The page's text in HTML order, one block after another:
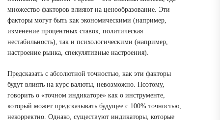
множество факторов влияют на ценообразование. Эти
факторы могут быть как экономическими (например,
изменение процентных ставок, политическая
нестабильность), так и психологическими (например,
настроение рынка, спекулятивные настроения).
Предсказать с абсолютной точностью, как эти факторы
будут влиять на курс валюты, невозможно. Поэтому,
говорить о «точном индикаторе» как о инструменте,
который может предсказывать будущее с 100% точностью,
некорректно. Однако, существуют индикаторы, которые